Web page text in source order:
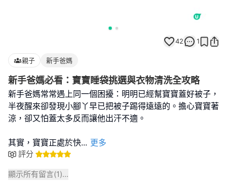
42 1
親子 新手爸媽
新手爸媽必看：寶寶睡袋挑選與衣物清洗全攻略
新手爸媽常常遇上同一個困擾：明明已經幫寶寶蓋好被子，
半夜醒來卻發現小腳丫早已把被子踢得遠遠的。擔心寶寶著
涼，卻又怕蓋太多反而讓他出汗不適。
其實，寶寶正處於快... 更多
評分
顯示所有留言(1)...